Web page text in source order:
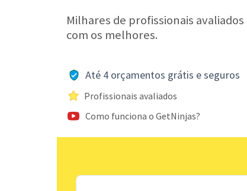
Milhares de profissionais
com os melhores.
Até 4 orçamentos grátis e seguros
Profissionais avaliados
Como funciona o GetNinjas?